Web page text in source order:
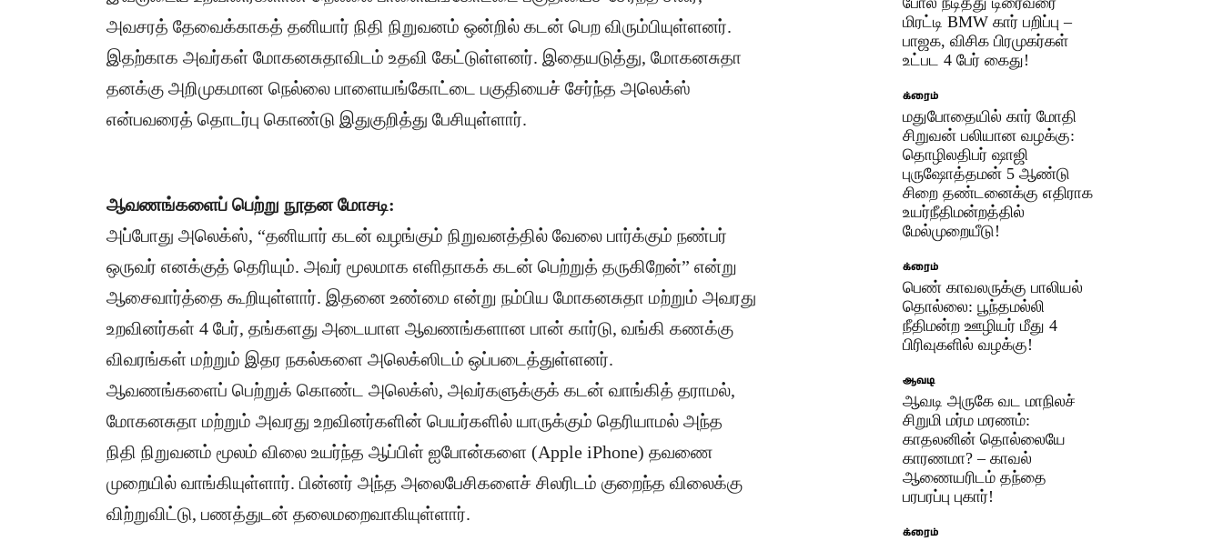
அவசரத் தேவைக்காகத் தனியார் நிதி நிறுவனம் ஒன்றில் கடன் பெற விரும்பியுள்ளனர்.
இதற்காக அவர்கள் மோகனசுதாவிடம் உதவி கேட்டுள்ளனர். இதையடுத்து, மோகனசுதா
தனக்கு அறிமுகமான நெல்லை பாளையங்கோட்டை பகுதியைச் சேர்ந்த அலெக்ஸ்
என்பவரைத் தொடர்பு கொண்டு இதுகுறித்து பேசியுள்ளார்.
ஆவணங்களைப் பெற்று நூதன மோசடி:
​அப்போது அலெக்ஸ், “தனியார் கடன் வழங்கும் நிறுவனத்தில் வேலை பார்க்கும் நண்பர்
ஒருவர் எனக்குத் தெரியும். அவர் மூலமாக எளிதாகக் கடன் பெற்றுத் தருகிறேன்” என்று
ஆசைவார்த்தை கூறியுள்ளார். இதனை உண்மை என்று நம்பிய மோகனசுதா மற்றும் அவரது
உறவினர்கள் 4 பேர், தங்களது அடையாள ஆவணங்களான பான் கார்டு, வங்கி கணக்கு
விவரங்கள் மற்றும் இதர நகல்களை அலெக்ஸிடம் ஒப்படைத்துள்ளனர்.
​ஆவணங்களைப் பெற்றுக் கொண்ட அலெக்ஸ், அவர்களுக்குக் கடன் வாங்கித் தராமல்,
மோகனசுதா மற்றும் அவரது உறவினர்களின் பெயர்களில் யாருக்கும் தெரியாமல் அந்த
நிதி நிறுவனம் மூலம் விலை உயர்ந்த ஆப்பிள் ஐபோன்களை (Apple iPhone) தவணை
முறையில் வாங்கியுள்ளார். பின்னர் அந்த அலைபேசிகளைச் சிலரிடம் குறைந்த விலைக்கு
விற்றுவிட்டு, பணத்துடன் தலைமறைவாகியுள்ளார்.
மிரட்டி BMW கார் பறிப்பு –
பாஜக, விசிக பிரமுகர்கள்
உட்பட 4 பேர் கைது!
க்ரைம்
மதுபோதையில் கார் மோதி
சிறுவன் பலியான வழக்கு:
தொழிலதிபர் ஷாஜி
புருஷோத்தமன் 5 ஆண்டு
சிறை தண்டனைக்கு எதிராக
உயர்நீதிமன்றத்தில்
மேல்முறையீடு!
க்ரைம்
பெண் காவலருக்கு பாலியல்
தொல்லை: பூந்தமல்லி
நீதிமன்ற ஊழியர் மீது 4
பிரிவுகளில் வழக்கு!
ஆவடி
ஆவடி அருகே வட மாநிலச்
சிறுமி மர்ம மரணம்:
காதலனின் தொல்லையே
காரணமா? – காவல்
ஆணையரிடம் தந்தை
பரபரப்பு புகார்!
க்ரைம்